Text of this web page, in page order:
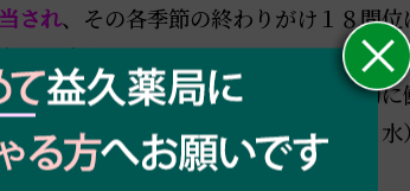
され、その各季節の終わりがけ１８間位
ています。
、五臓の内の心（心臓）がより活動的
飲食から消化吸収した栄養物（気・血・
います。